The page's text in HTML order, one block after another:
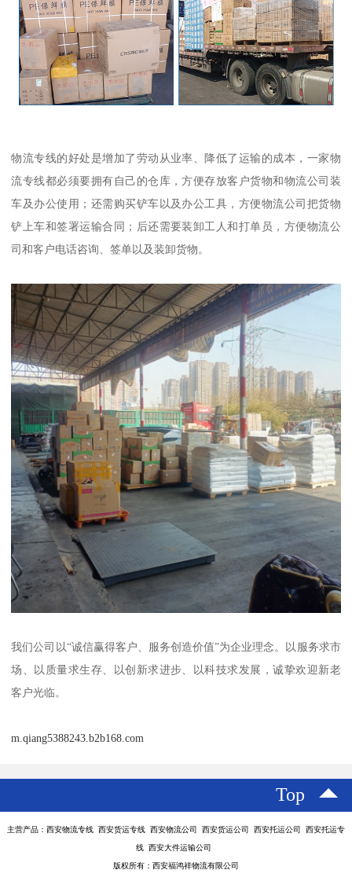
物流专线的好处是增加了劳动从业率、降低了运输的成本，一家物
流专线都必须要拥有自己的仓库，方便存放客户货物和物流公司装
车及办公使用；还需购买铲车以及办公工具，方便物流公司把货物
铲上车和签署运输合同；后还需要装卸工人和打单员，方便物流公
司和客户电话咨询、签单以及装卸货物。
我们公司以“诚信赢得客户、服务创造价值”为企业理念。以服务求市
场、以质量求生存、以创新求进步、以科技求发展，诚挚欢迎新老
客户光临。
m.qiang5388243.b2b168.com
Top
主营产品：西安物流专线 西安货运专线 西安物流公司 西安货运公司 西安托运公司 西安托运专
线 西安大件运输公司
版权所有：西安福鸿祥物流有限公司